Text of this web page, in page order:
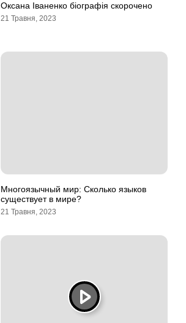
Оксана Іваненко біографія скорочено
21 Травня, 2023
Многоязычный мир: Сколько языков
существует в мире?
21 Травня, 2023